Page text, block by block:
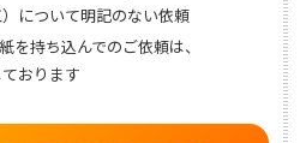
について明記のない依頼
を持ち込んでのご依頼は、
おります